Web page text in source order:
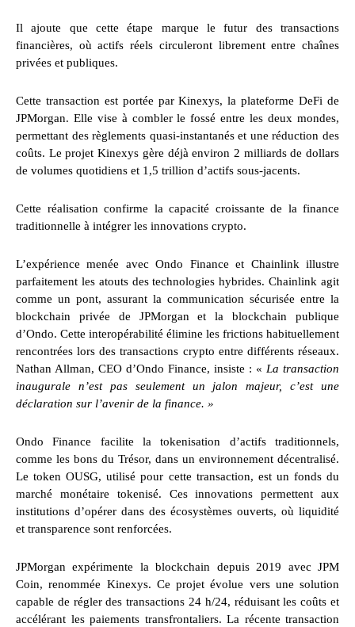
Il ajoute que cette étape marque le futur des transactions
financières, où actifs réels circuleront librement entre chaînes
privées et publiques.
Cette transaction est portée par Kinexys, la plateforme DeFi de
JPMorgan. Elle vise à combler le fossé entre les deux mondes,
permettant des règlements quasi-instantanés et une réduction des
coûts. Le projet Kinexys gère déjà environ 2 milliards de dollars
de volumes quotidiens et 1,5 trillion d’actifs sous-jacents.
Cette réalisation confirme la capacité croissante de la finance
traditionnelle à intégrer les innovations crypto.
L’expérience menée avec Ondo Finance et Chainlink illustre
parfaitement les atouts des technologies hybrides. Chainlink agit
comme un pont, assurant la communication sécurisée entre la
blockchain privée de JPMorgan et la blockchain publique
d’Ondo. Cette interopérabilité élimine les frictions habituellement
rencontrées lors des transactions crypto entre différents réseaux.
Nathan Allman, CEO d’Ondo Finance, insiste : « La transaction
inaugurale n’est pas seulement un jalon majeur, c’est une
déclaration sur l’avenir de la finance. »
Ondo Finance facilite la tokenisation d’actifs traditionnels,
comme les bons du Trésor, dans un environnement décentralisé.
Le token OUSG, utilisé pour cette transaction, est un fonds du
marché monétaire tokenisé. Ces innovations permettent aux
institutions d’opérer dans des écosystèmes ouverts, où liquidité
et transparence sont renforcées.
JPMorgan expérimente la blockchain depuis 2019 avec JPM
Coin, renommée Kinexys. Ce projet évolue vers une solution
capable de régler des transactions 24 h/24, réduisant les coûts et
accélérant les paiements transfrontaliers. La récente transaction